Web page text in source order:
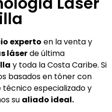
experto en la venta y
láserde última
y toda la Costa Caribe. Si
basados en tóner con
técnico especializado y
su aliado ideal.